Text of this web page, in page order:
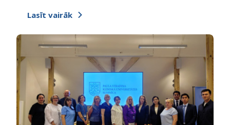
Lasīt vairāk